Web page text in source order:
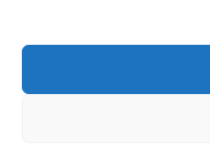
Ouse Valley Viaduct,
7 august 2026